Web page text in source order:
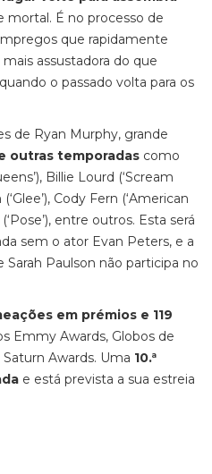
mortal. É no processo de
que rapidamente
assustadora do que
o passado volta para os
de Ryan Murphy, grande
outras temporadas como
Billie Lourd (‘Scream
Cody Fern (‘American
entre outros. Esta será
sem o ator Evan Peters, e a
Paulson não participa no
em prémios e 119
Emmy Awards, Globos de
Awards. Uma 10.ª
e está prevista a sua estreia